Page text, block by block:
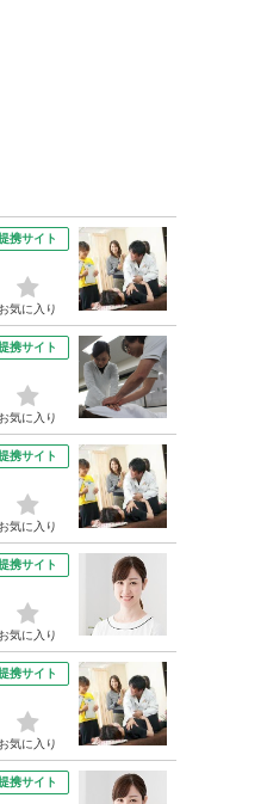
携サイト
お気に入り
携サイト
お気に入り
携サイト
お気に入り
携サイト
お気に入り
携サイト
お気に入り
携サイト